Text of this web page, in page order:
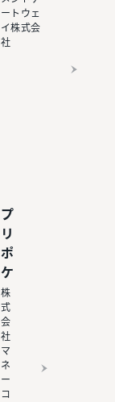
ートウェ
イ株式会
社
プ
リ
ポ
ケ
株
式
会
社
マ
ネ
ー
コ